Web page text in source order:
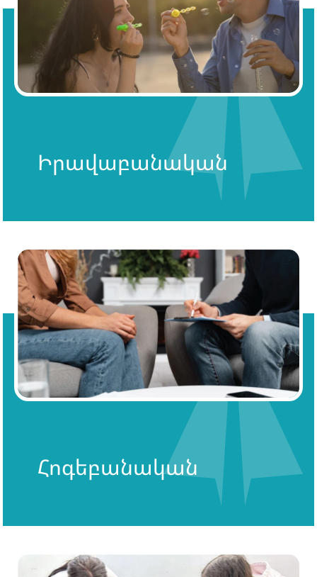
Իրավաբանական
Հոգեբանական